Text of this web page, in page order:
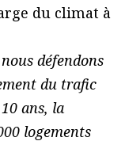
du climat à
défendons
du trafic
ans, la
logements